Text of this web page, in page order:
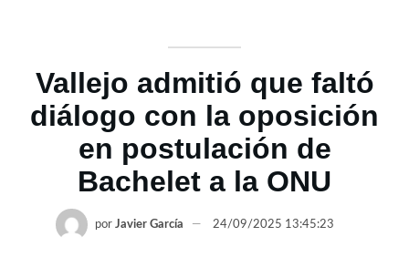
Vallejo admitió que faltó
diálogo con la oposición
en postulación de
Bachelet a la ONU
por Javier García 24/09/2025 13:45:23